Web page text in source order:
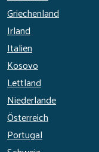
Griechenland
Irland
Italien
Kosovo
Lettland
Niederlande
Österreich
Portugal